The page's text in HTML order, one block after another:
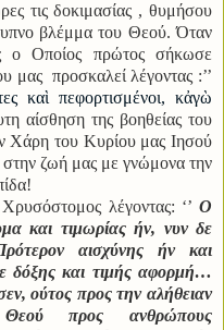
τις δοκιμασίας , θυμήσου
βλέμμα του Θεού. Όταν
ο Οποίος πρώτος σήκωσε
μας προσκαλεί λέγοντας :’’
καὶ πεφορτισμένοι, κἀγὼ
αίσθηση της βοηθείας του
Χάρη του Κυρίου μας Ιησού
ζωή μας με γνώμονα την
λέγοντας: ‘’ Ο
και τιμωρίας ήν, νυν δε
αισχύνης ήν και
δόξης και τιμής αφορμή…
ούτος προς την αλήθειαν
Θεού προς ανθρώπους